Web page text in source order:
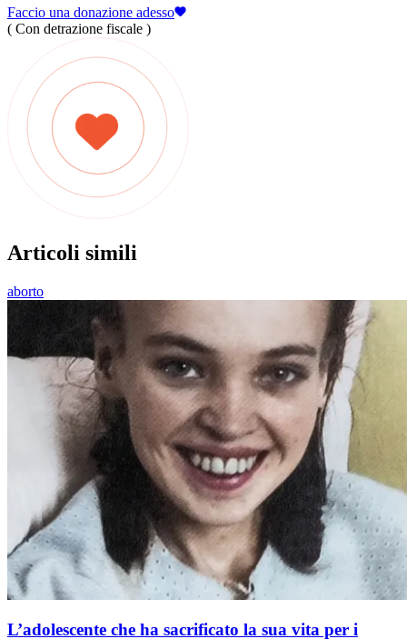
Faccio una donazione adesso
( Con detrazione fiscale )
Articoli simili
aborto
L’adolescente che ha sacrificato la sua vita per i